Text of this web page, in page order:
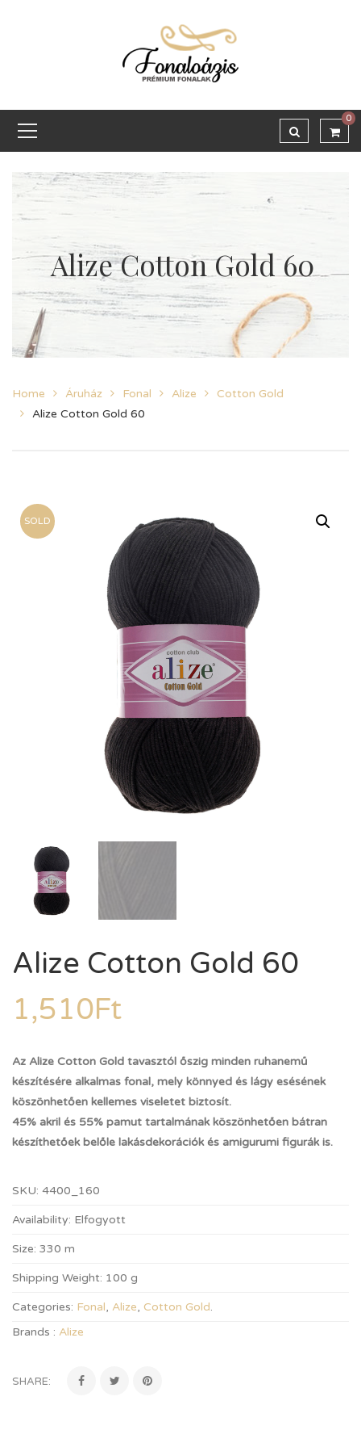
0
Alize Cotton Gold 60
Home Áruház Fonal Alize
Cotton Gold
Alize Cotton Gold 60
SOLD
Alize Cotton Gold 60
1,510Ft
Az Alize Cotton Gold tavasztól őszig minden ruhanemű
készítésére alkalmas fonal, mely könnyed és lágy esésének
köszönhetően kellemes viseletet biztosít.
45% akril és 55% pamut tartalmának köszönhetően bátran
készíthetőek belőle lakásdekorációk és amigurumi figurák is.
SKU: 4400_160
Availability: Elfogyott
Size: 330 m
Shipping Weight: 100 g
Categories: Fonal, Alize, Cotton Gold.
Brands : Alize
SHARE: